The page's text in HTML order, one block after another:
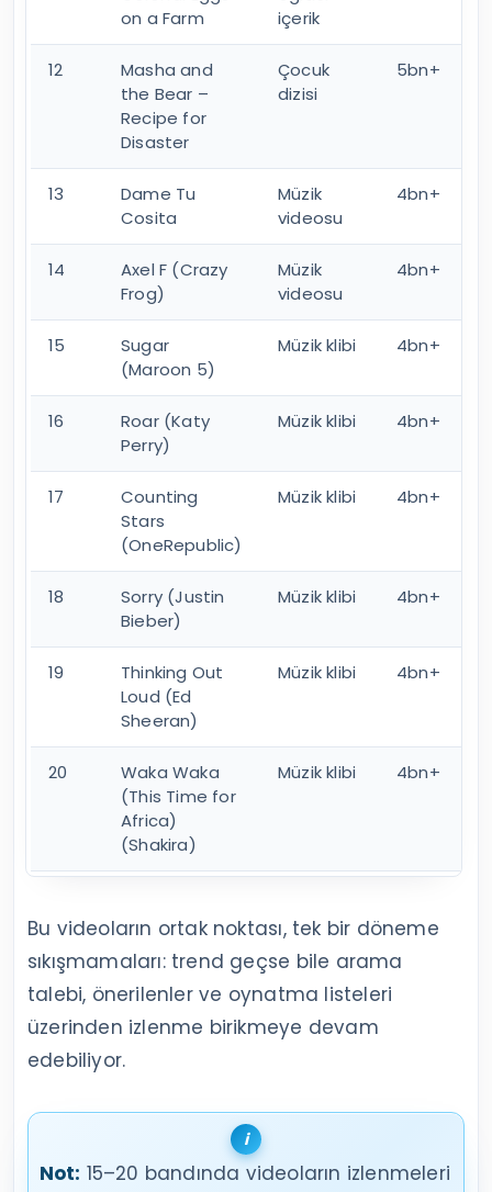
on a Farm
içerik
12
Masha and
the Bear –
Recipe for
Disaster
Çocuk
dizisi
5bn+
13
Dame Tu
Cosita
Müzik
videosu
4bn+
14
Axel F (Crazy
Frog)
Müzik
videosu
4bn+
15
Sugar
(Maroon 5)
Müzik klibi 4bn+
16
Roar (Katy
Perry)
Müzik klibi 4bn+
17
Counting
Stars
(OneRepublic)
Müzik klibi 4bn+
18
Sorry (Justin
Bieber)
Müzik klibi 4bn+
19
Thinking Out
Loud (Ed
Sheeran)
Müzik klibi 4bn+
20
Waka Waka
(This Time for
Africa)
(Shakira)
Müzik klibi 4bn+
Bu videoların ortak noktası, tek bir döneme
sıkışmamaları: trend geçse bile arama
talebi, önerilenler ve oynatma listeleri
üzerinden izlenme birikmeye devam
edebiliyor.
Not: 15–20 bandında videoların izlenmeleri